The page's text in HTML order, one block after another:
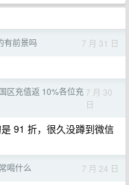
有前景吗 7 月 31 日
区充值返 10%各位充 7 月 30
日
91 折，很久没蹲到微信
喝什么 7 月 24 日